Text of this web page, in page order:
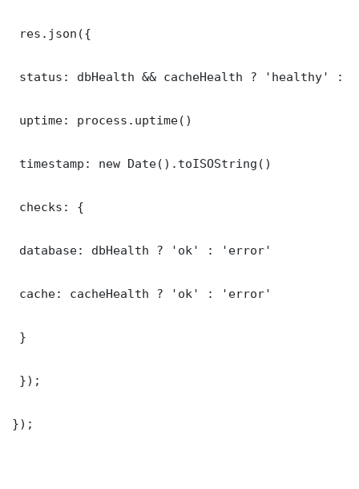
res.json({
status: dbHealth && cacheHealth ? 'healthy' :
uptime: process.uptime()
timestamp: new Date().toISOString()
checks: {
database: dbHealth ? 'ok' : 'error'
cache: cacheHealth ? 'ok' : 'error'
}
});
});